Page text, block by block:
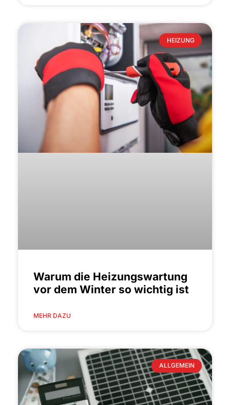
HEIZUNG
Warum die Heizungswartung
vor dem Winter so wichtig ist
MEHR DAZU
ALLGEMEIN